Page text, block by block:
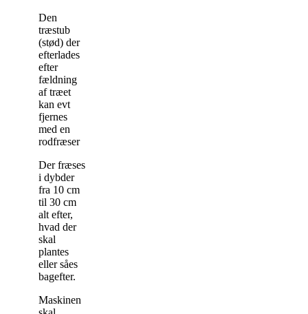
Den
træstub
(stød) der
efterlades
efter
fældning
af træet
kan evt
fjernes
med en
rodfræser
Der fræses
i dybder
fra 10 cm
til 30 cm
alt efter,
hvad der
skal
plantes
eller såes
bagefter.
Maskinen